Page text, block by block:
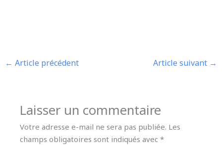
← Article précédent Article suivant →
Laisser un commentaire
Votre adresse e-mail ne sera pas publiée. Les
champs obligatoires sont indiqués avec*